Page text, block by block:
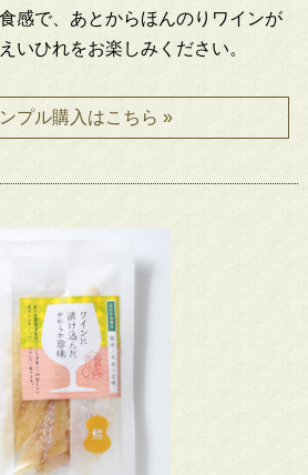
感で、あとからほんのりワインが
いひれをお楽しみください。
プル購入はこちら »